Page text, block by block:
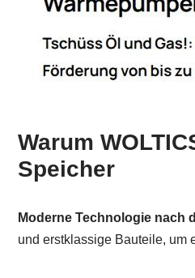
Warum
Speicher
Moderne Technologie nach
und erstklassige Bauteile, um